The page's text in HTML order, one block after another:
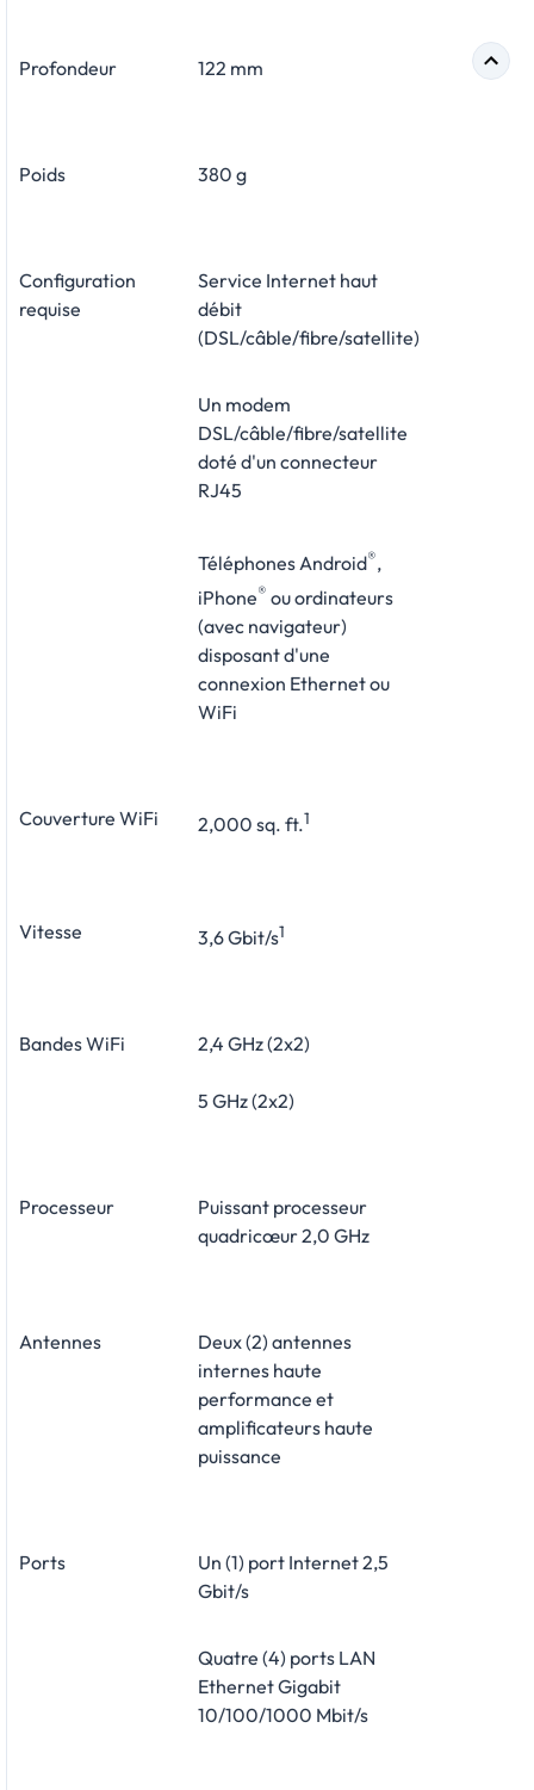
Profondeur 122 mm
Poids 380 g
Configuration
requise
Service Internet haut
débit
(DSL/câble/fibre/satellite)
Un modem
DSL/câble/fibre/satellite
doté d'un connecteur
RJ45
Téléphones Android®,
iPhone® ou ordinateurs
(avec navigateur)
disposant d'une
connexion Ethernet ou
WiFi
Couverture WiFi 2,000 sq. ft.1
Vitesse 3,6 Gbit/s1
Bandes WiFi 2,4 GHz (2x2)
5 GHz (2x2)
Processeur
Puissant processeur
quadricœur 2,0 GHz
Antennes
Deux (2) antennes
internes haute
performance et
amplificateurs haute
puissance
Ports
Un (1) port Internet 2,5
Gbit/s
Quatre (4) ports LAN
Ethernet Gigabit
10/100/1000 Mbit/s